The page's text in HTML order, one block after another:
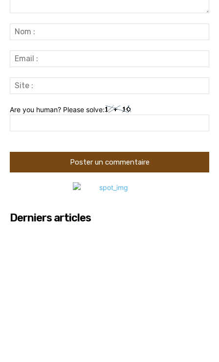
:
:
:
Are you human? Please solve:
Derniers articles